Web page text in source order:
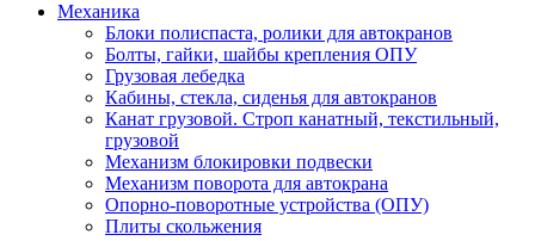
Механика
Блоки полиспаста, ролики для автокранов
Болты, гайки, шайбы крепления ОПУ
Грузовая лебедка
Кабины, стекла, сиденья для автокранов
Канат грузовой. Строп канатный, текстильный,
грузовой
Механизм блокировки подвески
Механизм поворота для автокрана
Опорно-поворотные устройства (ОПУ)
Плиты скольжения